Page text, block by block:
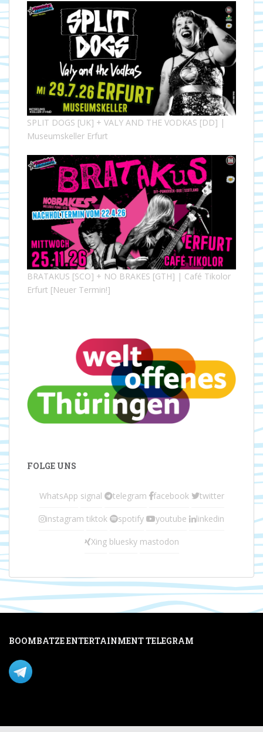
SPLIT DOGS [UK] + VALY AND THE VODKAS [DD] |
Museumskeller Erfurt
BRATAKUS [SCO] + NO BRAKES [GTH] | Café Tikolor
Erfurt [Neuer Termin!]
FOLGE UNS
WhatsApp signal telegram facebook twitter
instagram tiktok spotify youtube linkedin
Xing bluesky mastodon
BOOMBATZE ENTERTAINMENT TELEGRAM